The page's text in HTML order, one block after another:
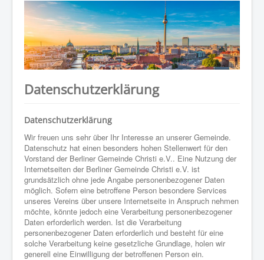
WER WIR SIND
GOTTESDIENST
PREDIGTEN
KONTAKT
Datenschutzerklärung
Datenschutzerklärung
Wir freuen uns sehr über Ihr Interesse an unserer Gemeinde.
Datenschutz hat einen besonders hohen Stellenwert für den
Vorstand der Berliner Gemeinde Christi e.V.. Eine Nutzung der
Internetseiten der Berliner Gemeinde Christi e.V. ist
grundsätzlich ohne jede Angabe personenbezogener Daten
möglich. Sofern eine betroffene Person besondere Services
unseres Vereins über unsere Internetseite in Anspruch nehmen
möchte, könnte jedoch eine Verarbeitung personenbezogener
Daten erforderlich werden. Ist die Verarbeitung
personenbezogener Daten erforderlich und besteht für eine
solche Verarbeitung keine gesetzliche Grundlage, holen wir
generell eine Einwilligung der betroffenen Person ein.